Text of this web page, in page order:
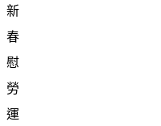
新
春
慰
勞
運